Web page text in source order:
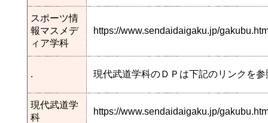
スポーツ情
報マスメデ
ィア学科
https://www.sendaidaigaku.jp/
. 現代武道学科のＤＰは下記のリンクを
現代武道学
科
https://www.sendaidaigaku.jp/